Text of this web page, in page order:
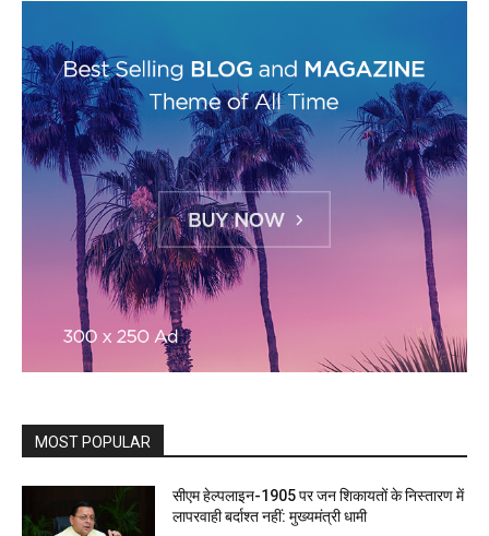
MOST POPULAR
सीएम हेल्पलाइन-1905 पर जन शिकायतों के निस्तारण में
लापरवाही बर्दाश्त नहीं: मुख्यमंत्री धामी